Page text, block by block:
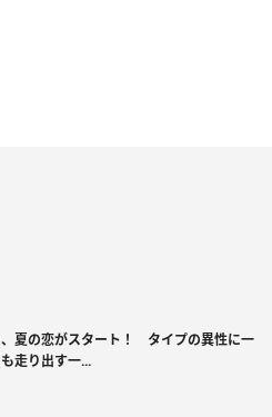
夏の恋がスタート！ タイプの異性に一
走り出す一...